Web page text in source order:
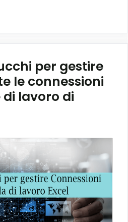
per gestire
le connessioni
lavoro di